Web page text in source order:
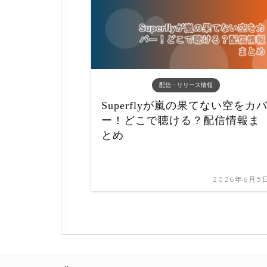
配信・リリース情報
Superflyが嵐の果てない空をカバ
ー！どこで聴ける？配信情報ま
とめ
2026年6月5